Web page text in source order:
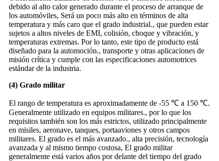
debido al alto calor generado durante el proceso de arranque de
los automóviles, Será un poco más alto en términos de alta
temperatura y más caro que el grado industrial., que pueden estar
sujetos a altos niveles de EMI, colisión, choque y vibración, y
temperaturas extremas. Por lo tanto, este tipo de producto está
diseñado para la automoción., transporte y otras aplicaciones de
misión crítica y cumple con las especificaciones automotrices
estándar de la industria.
(4) Grado militar
El rango de temperatura es aproximadamente de -55 ℃ a 150 ℃.
Generalmente utilizado en equipos militares., por lo que los
requisitos también son los más estrictos, utilizado principalmente
en misiles, aeronave, tanques, portaaviones y otros campos
militares. El grado es el más avanzado., alta precisión, tecnología
avanzada y al mismo tiempo costosa, El grado militar
generalmente está varios años por delante del tiempo del grado